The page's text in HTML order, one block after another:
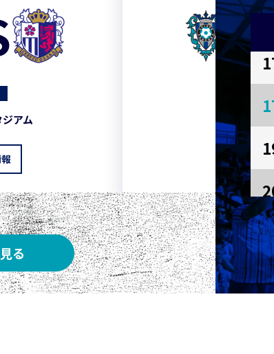
アム
メルカリス
る